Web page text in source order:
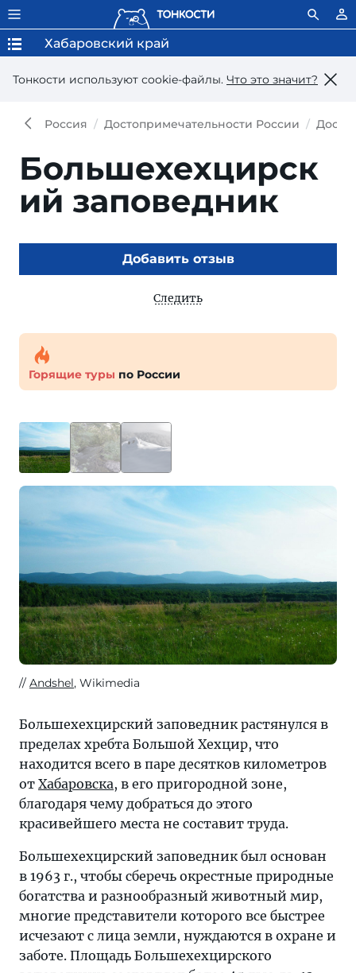
Тонкости используют сookie-файлы. Что это значит?
Хабаровский край
Россия Достопримечательности России
Большехехцирск
ий заповедник
Добавить отзыв
Следить
Горящие туры по России
Andshel, Wikimedia
Большехехцирский заповедник растянулся в
пределах хребта Большой Хехцир, что
находится всего в паре десятков километров
от Хабаровска, в его пригородной зоне,
благодаря чему добраться до этого
красивейшего места не составит труда.
Большехехцирский заповедник был основан
в 1963 г., чтобы сберечь окрестные природные
богатства и разнообразный животный мир,
многие представители которого все быстрее
исчезают с лица земли, нуждаются в охране и
заботе. Площадь Большехехцирского